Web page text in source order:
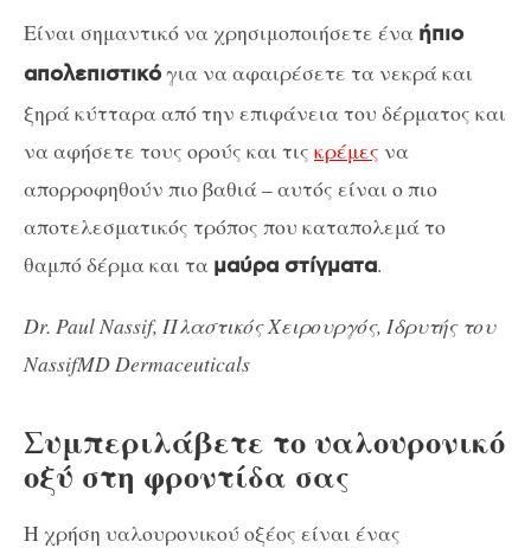
Είναι σημαντικό να χρησιμοποιήσετε ένα ήπιο
απολεπιστικόγια να αφαιρέσετε τα νεκρά και
ξηρά κύτταρα από την επιφάνεια του δέρματος και
να αφήσετε τους ορούς και τις κρέμες να
απορροφηθούν πιο βαθιά – αυτός είναι ο πιο
αποτελεσματικός τρόπος που καταπολεμά το
θαμπό δέρμα και τα μαύρα στίγματα.
Dr. Paul Nassif, Πλαστικός Χειρουργός, Ιδρυτής του
NassifMD Dermaceuticals
Συμπεριλάβετε το υαλουρονικό
οξύ στη φροντίδα σας
Η χρήση υαλουρονικού οξέος είναι ένας